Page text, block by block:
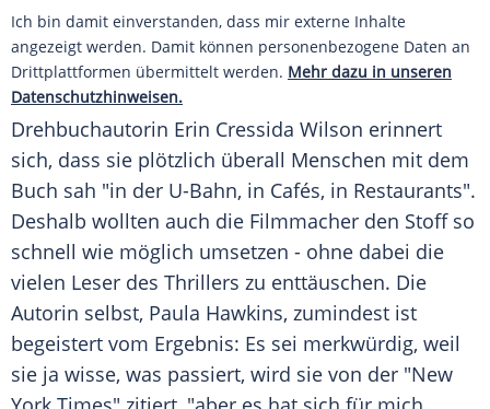
Ich bin damit einverstanden, dass mir externe Inhalte
angezeigt werden. Damit können personenbezogene Daten an
Drittplattformen übermittelt werden. Mehr dazu in unseren
Datenschutzhinweisen.
Drehbuchautorin Erin Cressida Wilson erinnert
sich, dass sie plötzlich überall Menschen mit dem
Buch sah "in der U-Bahn, in Cafés, in Restaurants".
Deshalb wollten auch die Filmmacher den Stoff so
schnell wie möglich umsetzen - ohne dabei die
vielen Leser des Thrillers zu enttäuschen. Die
Autorin selbst, Paula Hawkins, zumindest ist
begeistert vom Ergebnis: Es sei merkwürdig, weil
sie ja wisse, was passiert, wird sie von der "New